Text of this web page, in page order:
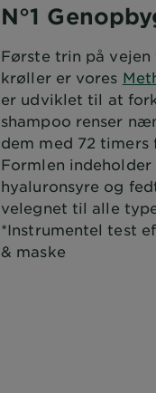
N°1
Første trin på
krøller er vores
er udviklet til at
shampoo renser
dem med 72
Formlen
hyaluronsyre og
velegnet til alle
*Instrumentel test
& maske